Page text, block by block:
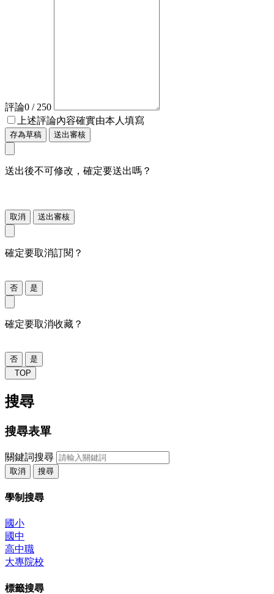
評論0 / 250
上述評論內容確實由本人填寫
存為草稿 送出審核
送出後不可修改，確定要送出嗎？
取消 送出審核
確定要取消訂閱？
否 是
確定要取消收藏？
否
是
TOP
搜尋
搜尋表單
關鍵詞搜尋
取消 搜尋
學制搜尋
國小
國中
高中職
大專院校
標籤搜尋